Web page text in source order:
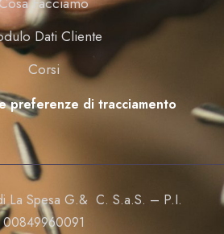
Dati Cliente
Corsi
preferenze di tracciamento
La Spesa G.& C. S.a.S. – P.I.
00849960091